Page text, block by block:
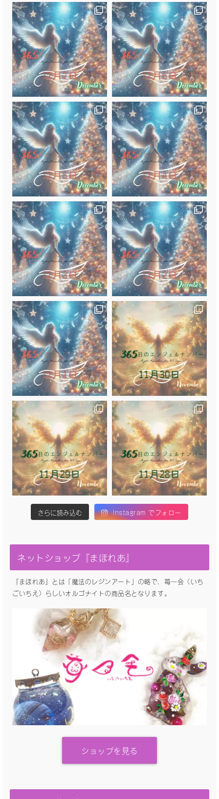
さらに読み込む Instagram でフォロー
ネットショップ『まほれあ』
『まほれあ』とは「魔法のレジンアート」の略で、苺一会（いち
ごいちえ）らしいオルゴナイトの商品名となります。
ショップを見る